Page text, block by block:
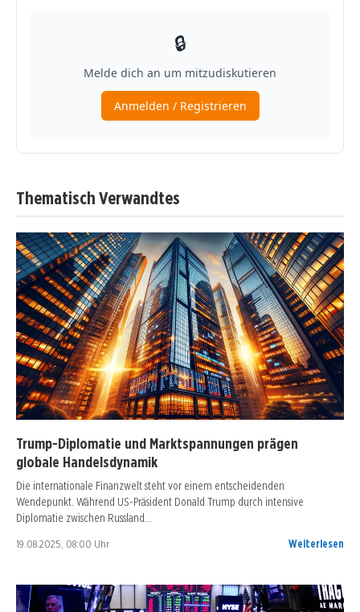
Thematisch Verwandtes
Trump-Diplomatie und Marktspannungen prägen
globale Handelsdynamik
Die internationale Finanzwelt steht vor einem entscheidenden
Wendepunkt. Während US-Präsident Donald Trump durch intensive
Diplomatie zwischen Russland…
19.08.2025, 08:00 Uhr Weiterlesen